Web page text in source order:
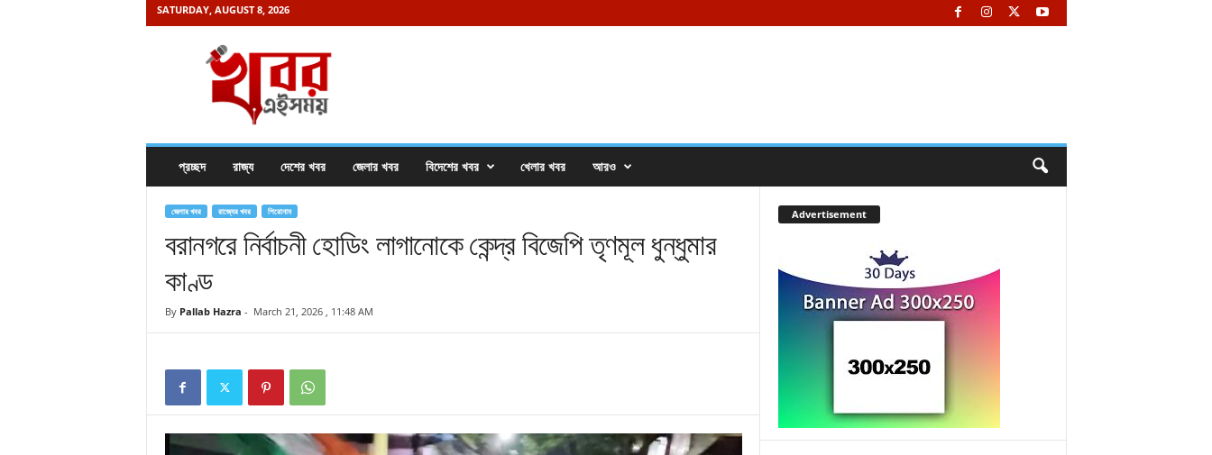
SATURDAY, AUGUST 8, 2026
প্রচ্ছদ রাজ্য দেশের খবর জেলার খবর বিদেশের খবর খেলার খবর আরও
জেলার খবর রাজ্যের খবর শিরোনাম
বরানগরে নির্বাচনী হোডিং লাগানোকে কেন্দ্র বিজেপি তৃণমূল ধুন্ধুমার
কাণ্ড
By Pallab Hazra - March 21, 2026 , 11:48 AM
Advertisement